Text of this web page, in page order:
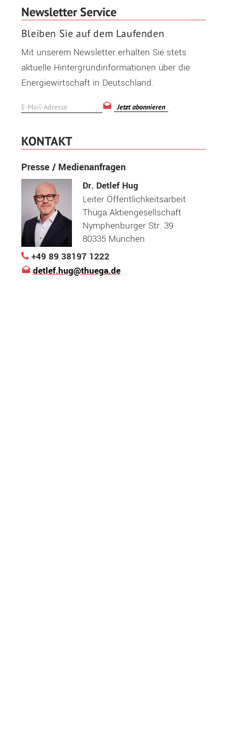
Newsletter Service
Bleiben Sie auf dem Laufenden
Mit unserem Newsletter erhalten Sie stets
aktuelle Hintergrundinformationen über die
Energiewirtschaft in Deutschland.
Jetzt abonnieren
KONTAKT
Presse / Medienanfragen
Dr. Detlef Hug
Leiter Öffentlichkeitsarbeit
Thüga Aktiengesellschaft
Nymphenburger Str. 39
80335 München
+49 89 38197 1222
detlef.hug@thuega.de